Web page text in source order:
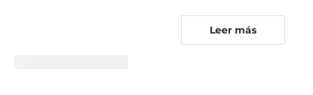
Brazaletes de piedras preciosas
son una elección
Leer más